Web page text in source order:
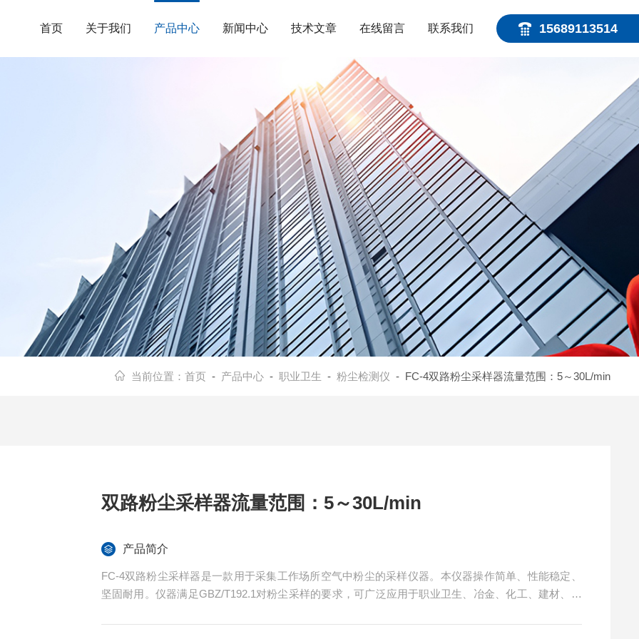
15689113514
首页 关于我们 产品中心 新闻中心 技术文章 在线留言 联系我们
当前位置： 首页 - 产品中心- 职业卫生 - 粉尘检测仪 - FC-4双路粉尘采样器流量范围：5～30L/min
双路粉尘采样器流量范围：5～30L/min
产品简介
FC-4双路粉尘采样器是一款用于采集工作场所空气中粉尘的采样仪器。本仪器操作简单、性能稳定、
坚固耐用。仪器满足GBZ/T192.1对粉尘采样的要求，可广泛应用于职业卫生、冶金、化工、建材、铸